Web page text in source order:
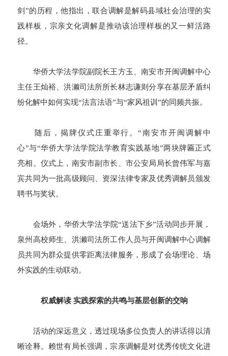
剑”的历程，他指出，联合调解是解码县域社会治理的实
践样板，宗亲文化调解是推动该治理样板的又一鲜活路
径。
华侨大学法学院副院长王方玉、南安市开闽调解中心
主任王灿裕、洪濑司法所所长林志谦则分享在基层矛盾纠
纷化解中如何实现“法言法语”与“家风祖训”的同频共振。
随后，揭牌仪式庄重举行。“南安市开闽调解中
心”与“华侨大学法学院法学教育实践基地”两块牌匾正式
亮相。仪式上，南安市副市长、市公安局局长曾伟军与嘉
宾共同为一批高级顾问、资深法律专家及优秀调解员颁发
聘书与奖状。
会场外，华侨大学法学院“送法下乡”活动同步开展，
泉州高校师生、洪濑司法所工作人员与开闽调解中心调解
员共同为群众提供零距离法律服务，形成了会场理论、场
外实践的生动联动。
权威解读 实践探索的共鸣与基层创新的交响
活动的深远意义，透过现场多位负责人的讲话得以清
晰诠释。赖世有局长强调，宗亲调解是对优秀传统文化进